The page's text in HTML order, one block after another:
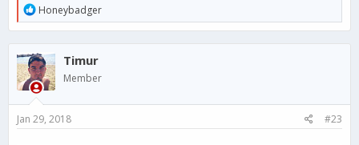
R
e
a
c
t
i
o
n
:
Honeybadger
Timur
Member
Jan 29, 2018 #23